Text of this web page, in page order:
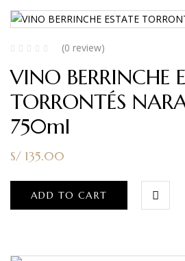
(0 review)
VINO BERRINCHE
TORRONTÉS
750ml
S/ 135.00
ADD TO CART